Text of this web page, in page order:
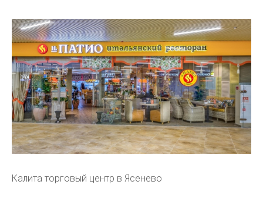
Калита торговый центр в Ясенево